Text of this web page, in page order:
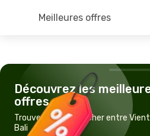
Meilleures offres
Découvrez les
offres
Trouvez un vol pas cher entre
Bali